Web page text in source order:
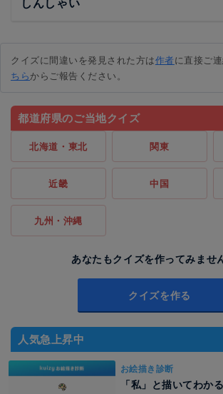
クイズに間違いを発見された方は作者に直接ご
ちらからご報告ください。
都道府県のご当地クイズ
北海道・東北 関東
近畿 中国
九州・沖縄
あなたもクイズを作ってみませ
クイズを作る
人気急上昇中
お絵描き診断
「私」と描いてわか